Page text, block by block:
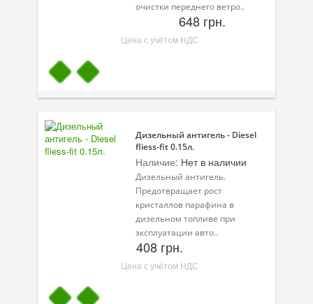
Велосипедная программа
Масла для лодочных моторов
Моторное масло для мотоцикла
Промышленная программа
Технологические жидкости
Зимняя программа
очистки переднего ветро..
648 грн.
Цена с учётом НДС
Дизельный антигель - Diesel
fliess-fit 0.15л.
Наличие: Нет в наличии
Дизельный антигель.
Предотвращает рост
кристаллов парафина в
дизельном топливе при
эксплуатации авто..
408 грн.
Цена с учётом НДС